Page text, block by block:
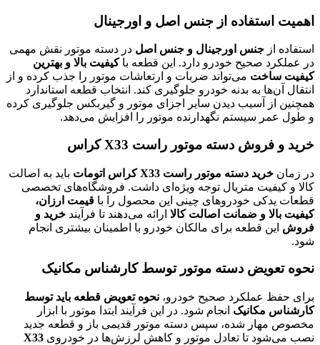
اهمیت استفاده از جنس اصل و اورجینال
استفاده از جنس اورجینال و جنس اصل در دسته موتور نقش مهمی
در عملکرد صحیح خودرو دارد. این قطعه باکیفیت بالا و بهترین
کیفیت ساخت می‌تواند ضربات و ارتعاشات موتور را جذب کرده و از
انتقال آن‌ها به بدنه خودرو جلوگیری کند. انتخاب قطعه استاندارد
همچنین از آسیب دیدن سایر اجزای موتور و گیربکس جلوگیری کرده
و طول عمر سیستم نگهدارنده موتور را افزایش می‌دهد.
خرید و فروش دسته موتور راست X33 کراس
در زمان خرید دسته موتور راست X33 کراس اتومات
باید به اصالت
کالا و کیفیت متریال توجه ویژه‌ای داشت. فروشگاه‌های تخصصی
قطعات یدکی خودروهای چینی این محصول را با قیمت ارزان،
کیفیت بالا و ضمانت اصالت کالا ارائه می‌دهند تا فرآیند خرید و
فروش این قطعه برای مالکان خودرو با اطمینان بیشتری انجام
شود.
نحوه تعویض دسته موتور توسط کارشناس مکانیک
برای حفظ عملکرد صحیح خودرو، نحوه تعویض قطعه باید توسط
کارشناس مکانیک انجام شود. در این فرآیند ابتدا موتور با ابزار
مخصوص مهار شده، سپس دسته موتور قدیمی باز و قطعه جدید
نصب می‌شود تا تعادل موتور و کاهش لرزش‌ها در خودروی X33